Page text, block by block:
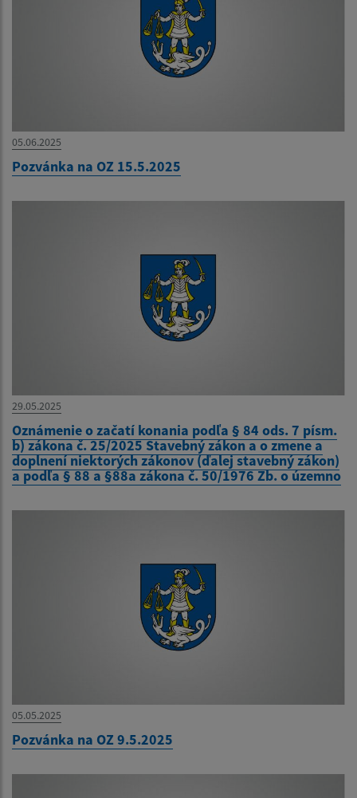
05.06.2025
Pozvánka na OZ 15.5.2025
29.05.2025
Oznámenie o začatí konania podľa § 84 ods. 7 písm.
b) zákona č. 25/2025 Stavebný zákon a o zmene a
doplnení niektorých zákonov (ďalej stavebný zákon)
a podľa § 88 a §88a zákona č. 50/1976 Zb. o územno
05.05.2025
Pozvánka na OZ 9.5.2025